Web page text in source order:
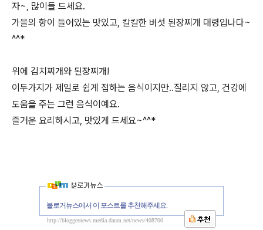
자~, 많이들 드세요.
가을의 향이 들어있는 맛있고, 칼칼한 버섯 된장찌개 대령입나다~
^^*
위에 김치찌개와 된장찌개!
이두가지가 제일로 쉽게 접하는 음식이지만..질리지 않고, 건강에
도움을 주는 그런 음식이예요.
즐거운 요리하시고, 맛있게 드세요~^^*
블로거뉴스에서 이 포스트를 추천해주세요.
http://bloggernews.media.daum.net/news/408700